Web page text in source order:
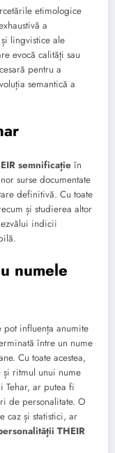
etimologice
a
lingvistice ale
evocă calități sau
pentru a
semantică a
semnificație în
surse documentate
definitivă. Cu toate
și studierea altor
indicii
numele
pot influența anumite
între un nume
Cu toate acestea,
și ritmul unui nume
Tehar, ar putea fi
de personalitate. O
caz și statistici, ar
THEIR